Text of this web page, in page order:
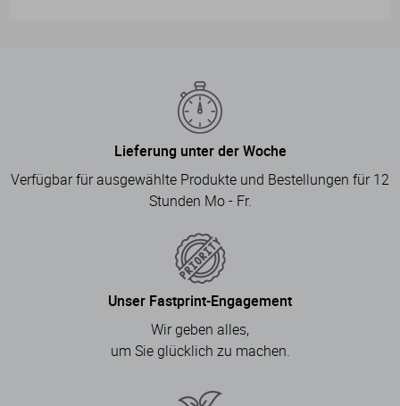
Lieferung unter der Woche
Verfügbar für ausgewählte Produkte und Bestellungen für 12
Stunden Mo - Fr.
Unser Fastprint-Engagement
Wir geben alles,
um Sie glücklich zu machen.